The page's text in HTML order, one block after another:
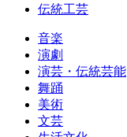
伝統工芸
音楽
演劇
演芸・伝統芸能
舞踊
美術
文芸